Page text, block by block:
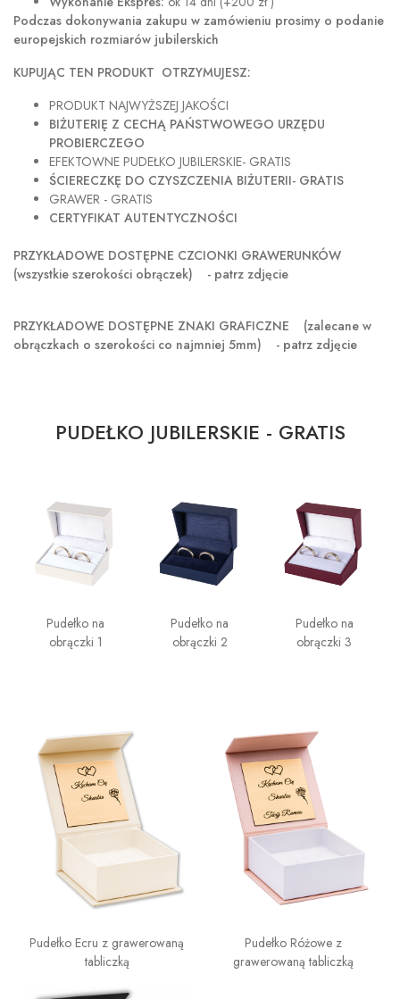
Podczas dokonywania zakupu w zamówieniu prosimy o podanie
europejskich rozmiarów jubilerskich
KUPUJĄC TEN PRODUKT OTRZYMUJESZ:
PRODUKT NAJWYŻSZEJ JAKOŚCI
BIŻUTERIĘ Z CECHĄ PAŃSTWOWEGO URZĘDU
PROBIERCZEGO
EFEKTOWNE PUDEŁKO JUBILERSKIE- GRATIS
ŚCIERECZKĘ DO CZYSZCZENIA BIŻUTERII- GRATIS
GRAWER - GRATIS
CERTYFIKAT AUTENTYCZNOŚCI
PRZYKŁADOWE DOSTĘPNE CZCIONKI GRAWERUNKÓW
(wszystkie szerokości obrączek) - patrz zdjęcie
PRZYKŁADOWE DOSTĘPNE ZNAKI GRAFICZNE (zalecane w
obrączkach o szerokości co najmniej 5mm) - patrz zdjęcie
PUDEŁKO JUBILERSKIE - GRATIS
Pudełko na
obrączki 1
Pudełko na
obrączki 2
Pudełko na
obrączki 3
Pudełko Ecru z grawerowaną
tabliczką
Pudełko Różowe z
grawerowaną tabliczką